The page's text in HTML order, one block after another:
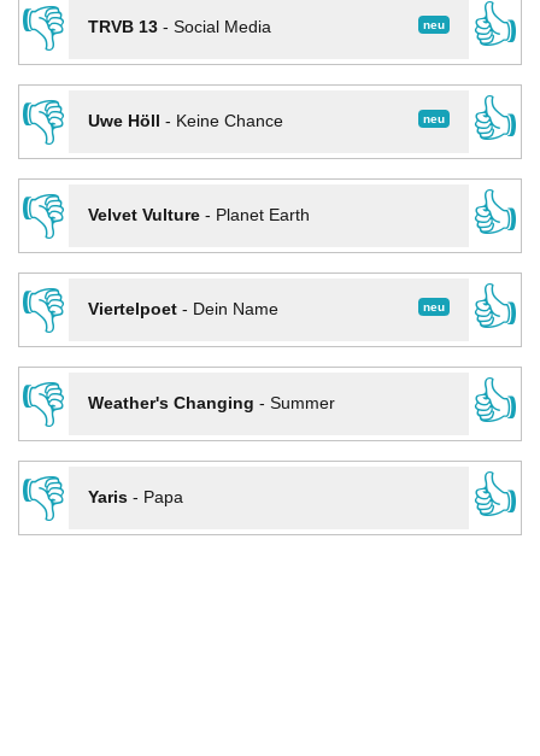
👎
neu
TRVB 13- Social Media
👍
👎
neu
Uwe Höll - Keine Chance
👍
👎
Velvet Vulture- Planet Earth
👍
👎
neu
Viertelpoet- Dein Name
👍
👎
Weather's Changing - Summer
👍
👎
Yaris- Papa 👍